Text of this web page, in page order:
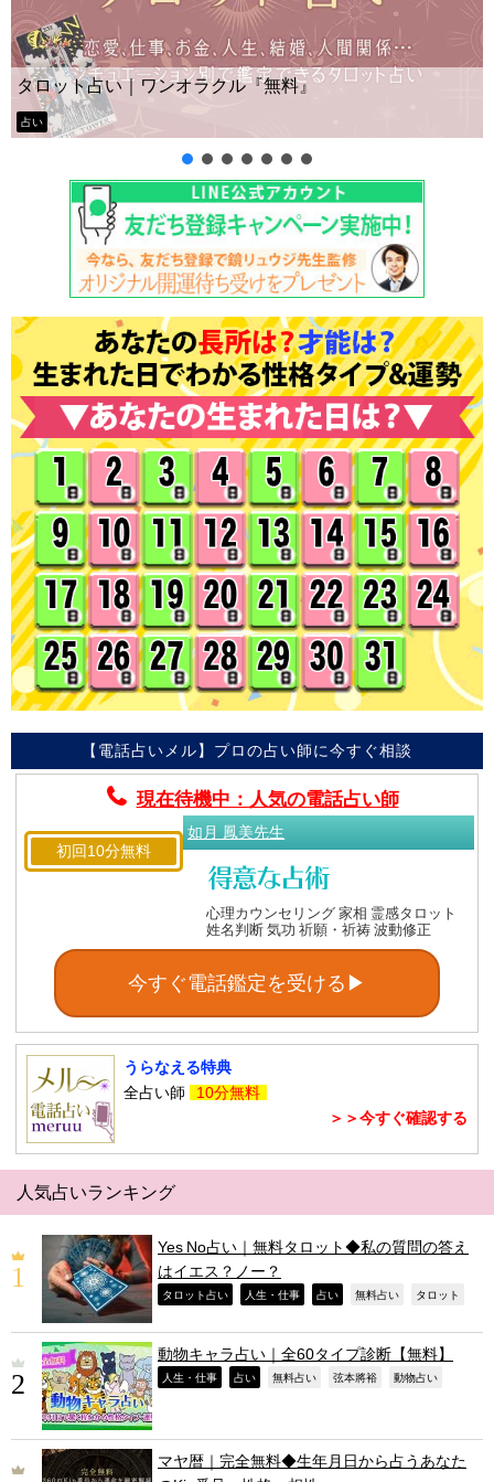
ル『無料』
Yes No占い｜無料タロッ
ー？
【電話占いメル】プロの占い師に今すぐ相談
現在待機中：人気の電話占い師
初回10分無料
如月 鳳美先生
心理カウンセリング 家相 霊感タロット
姓名判断 気功 祈願・祈祷 波動修正
今すぐ電話鑑定を受ける▶
うらなえる特典
全占い師
10分無料
＞＞今すぐ確認する
人気占いランキング
Yes No占い｜無料タロット◆私の質問の答え
はイエス？ノー？
タロット占い 人生・仕事 占い 無料占い タロット
動物キャラ占い｜全60タイプ診断【無料】
人生・仕事 占い 無料占い 弦本將裕 動物占い
マヤ暦｜完全無料◆生年月日から占うあなた